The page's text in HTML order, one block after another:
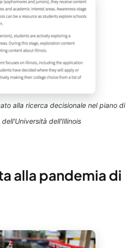
alla ricerca decisionale nel piano di
dell'Illinois
alla pandemia di